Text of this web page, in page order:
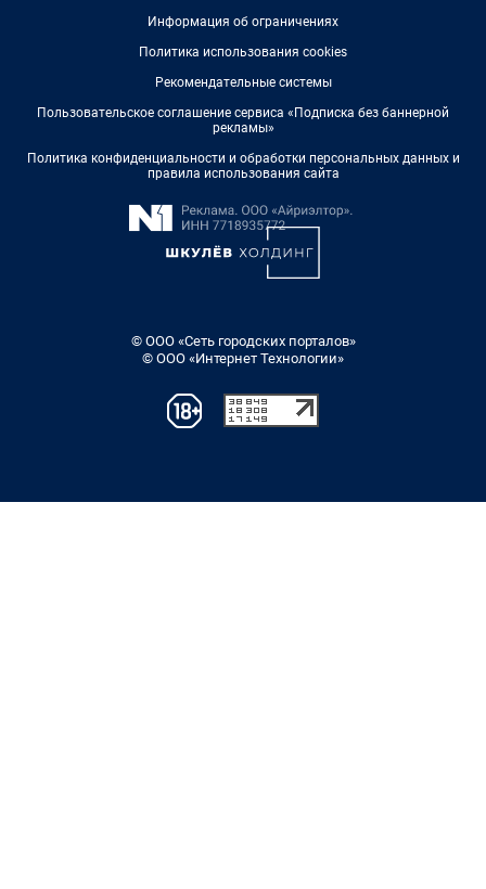
Информация об ограничениях
Политика использования cookies
Рекомендательные системы
Пользовательское соглашение сервиса «Подписка без баннерной
рекламы»
Политика конфиденциальности и обработки персональных данных и
правила использования сайта
© ООО «Сеть городских порталов»
© ООО «Интернет Технологии»